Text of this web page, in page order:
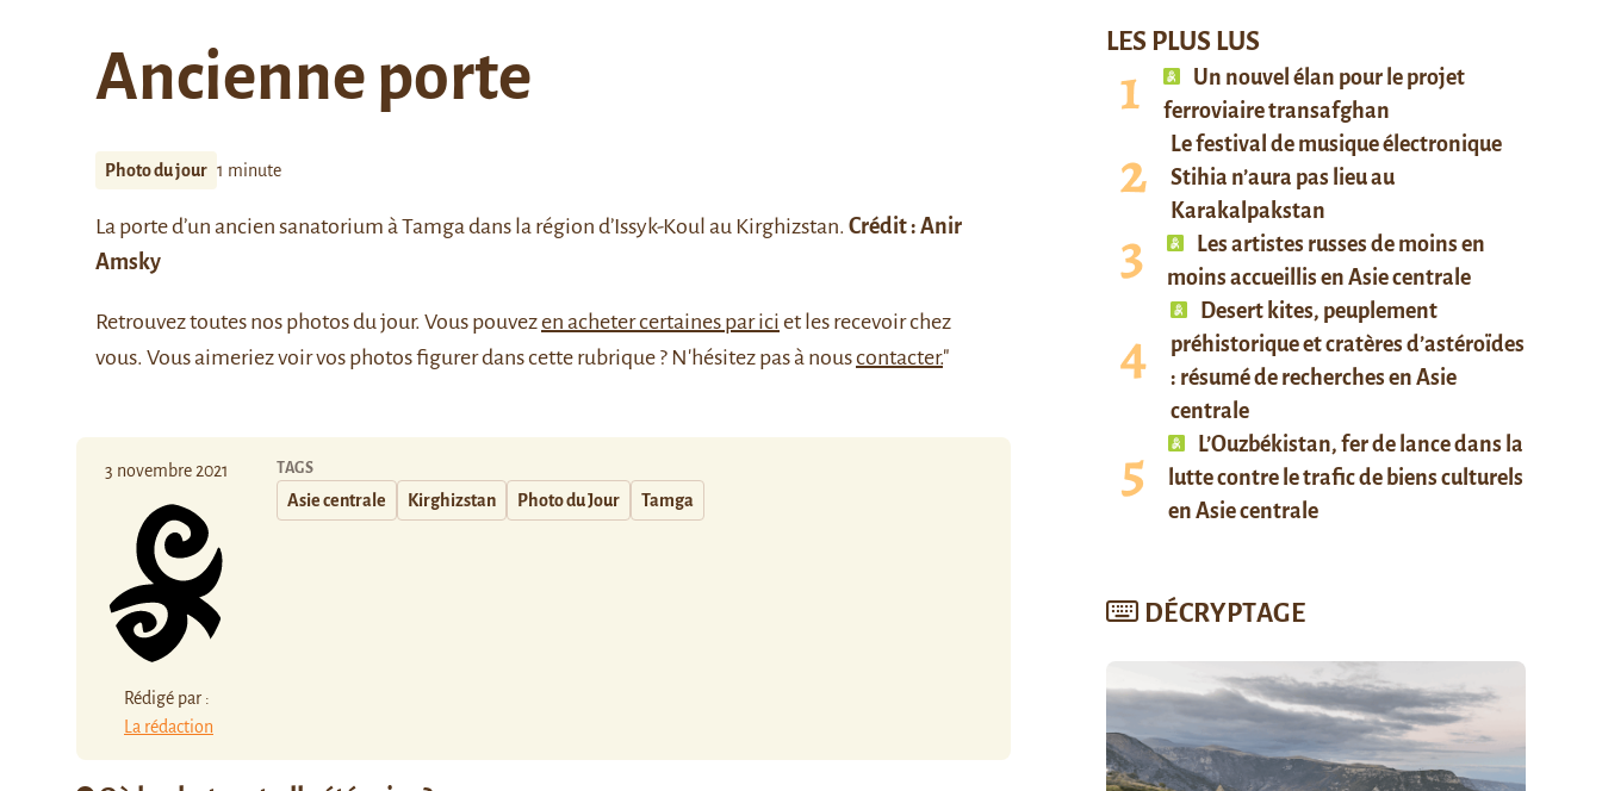
Ancienne porte
Photo du jour 1 minute
La porte d’un ancien sanatorium à Tamga dans la région d’Issyk-Koul au Kirghizstan. Crédit : Anir
Amsky
Retrouveztoutes nos photos du jour. Vous pouvezen acheter certaines par ici et les recevoir chez
vous. Vous aimeriez voir vos photos figurer dans cette rubrique ? N'hésitez pas à nouscontacter."
3 novembre 2021
Rédigé par :
La rédaction
TAGS
Asie centrale Kirghizstan Photo du Jour Tamga
LES PLUS LUS
Un nouvel élan pour le projet
ferroviaire transafghan
Le festival de musique électronique
Stihia n’aura pas lieu au
Karakalpakstan
Les artistes russes de moins en
moins accueillis en Asie centrale
Desert kites, peuplement
préhistorique et cratères d’astéroïdes
: résumé de recherches en Asie
centrale
L’Ouzbékistan, fer de lance dans la
lutte contre le trafic de biens culturels
en Asie centrale
DÉCRYPTAGE